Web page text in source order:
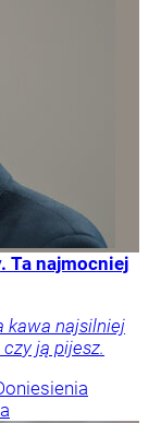
Ta najmocniej
kawa najsilniej
ją pijesz.